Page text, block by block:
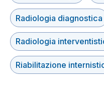
Radiologia diagnostica
Radiologia
Riabilitazione